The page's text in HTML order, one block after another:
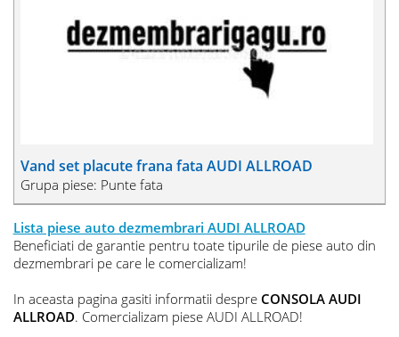
Vand set placute frana fata AUDI ALLROAD
Grupa piese: Punte fata
Lista piese auto dezmembrari AUDI ALLROAD
Beneficiati de garantie pentru toate tipurile de piese auto din
dezmembrari pe care le comercializam!
In aceasta pagina gasiti informatii despre CONSOLA AUDI
ALLROAD. Comercializam piese AUDI ALLROAD!